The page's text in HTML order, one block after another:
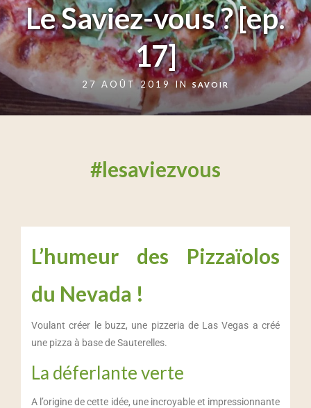
Le Saviez-vous ? [ep.
17]
27 AOÛT 2019 INSAVOIR
#lesaviezvous
L’humeur des Pizzaïolos
du Nevada !
Voulant créer le buzz, une pizzeria de Las Vegas a créé
une pizza à base de Sauterelles.
La déferlante verte
A l’origine de cette idée, une incroyable et impressionnante